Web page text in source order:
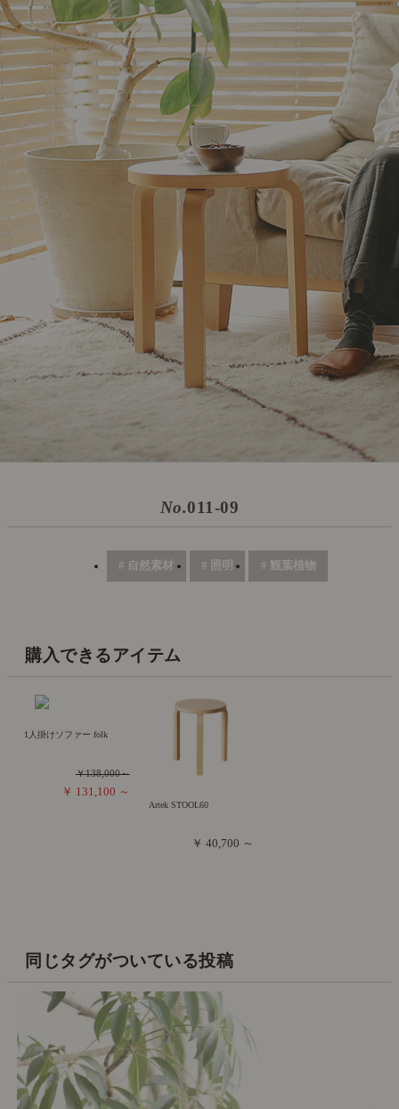
No.011-09
# 自然素材 # 照明 # 観葉植物
購入できるアイテム
1人掛けソファー folk
￥138,000～
￥ 131,100 ～
Artek STOOL60
￥ 40,700 ～
同じタグがついている投稿